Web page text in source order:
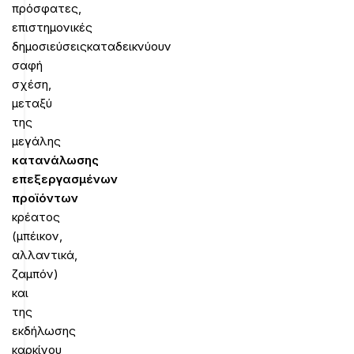
πρόσφατες,
επιστημονικές
δημοσιεύσειςκαταδεικνύουν
σαφή
σχέση,
μεταξύ
της
μεγάλης
κατανάλωσης
επεξεργασμένων
προϊόντων
κρέατος
(μπέικον,
αλλαντικά,
ζαμπόν)
και
της
εκδήλωσης
καρκίνου